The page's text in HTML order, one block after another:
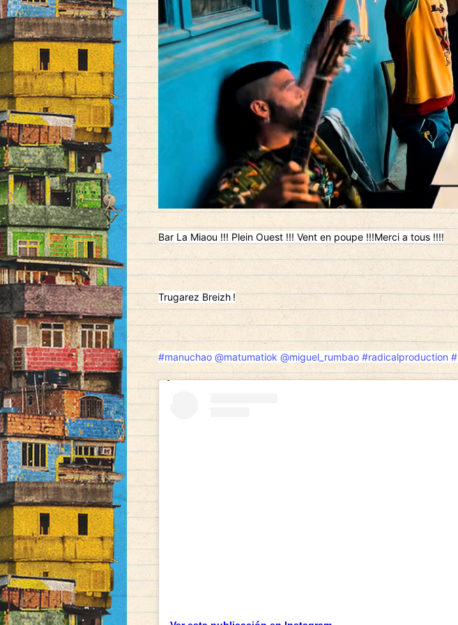
Bar La Miaou !!! Plein Ouest !!! Vent en poupe !!!Merci a tous !!!!
Trugarez Breizh !
#manuchao @matumatiok @miguel_rumbao #radicalproduction
Många svenska män upplever perioder i
man tillgång till ett snabbt och effektivt
behöva diskutera det med en läkare ansikte
är detta avgörande. Effekten av Levitra
den särskilt populär bland dem som önskar
väntan. Tjänsterna online gör att
kombineras, och leveransen sker ofta
öppet tala om dessa alternativ bidrar